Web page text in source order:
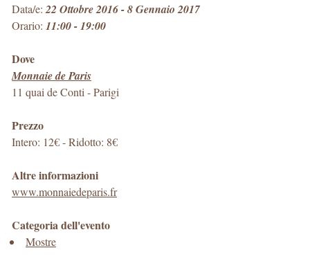
Data/e: 22 Ottobre 2016 - 8 Gennaio 2017
Orario: 11:00 - 19:00
Dove
Monnaie de Paris
11 quai de Conti -Parigi
Prezzo
Intero: 12€ - Ridotto: 8€
Altre informazioni
www.monnaiedeparis.fr
Categoria dell'evento
Mostre